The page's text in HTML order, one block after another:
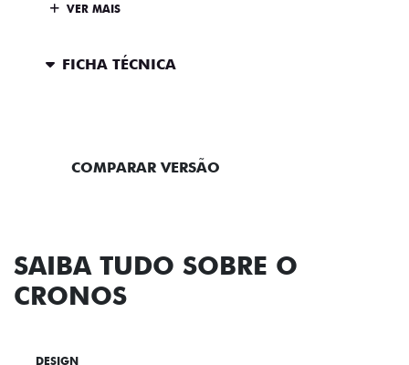
VER MAIS
FICHA TÉCNICA
COMPARAR VERSÃO
SAIBA TUDO SOBRE O
CRONOS
DESIGN